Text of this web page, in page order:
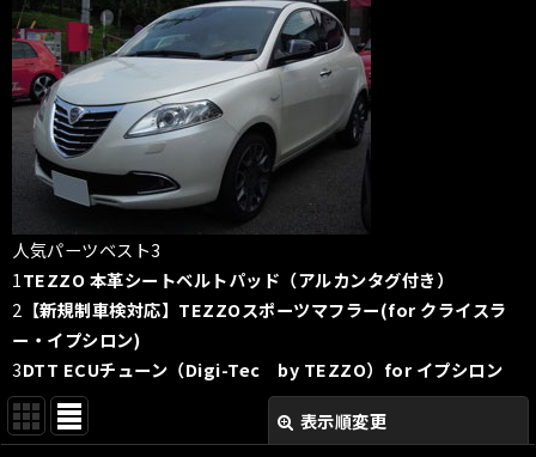
人気パーツベスト3
1TEZZO 本革シートベルトパッド（アルカンタグ付き）
2 【新規制車検対応】TEZZOスポーツマフラー(for クライスラ
ー・イプシロン)
3DTT ECUチューン（Digi-Tec by TEZZO）for イプシロン
表示順変更